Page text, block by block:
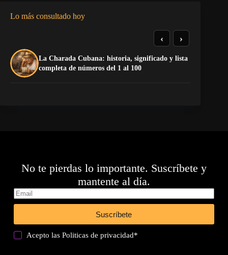
Lo más consultado hoy
La Charada Cubana: historia, significado y lista
completa de números del 1 al 100
‹ ›
No te pierdas lo importante. Suscríbete y
mantente al día.
Suscríbete
Acepto lasPoliticas de privacidad*